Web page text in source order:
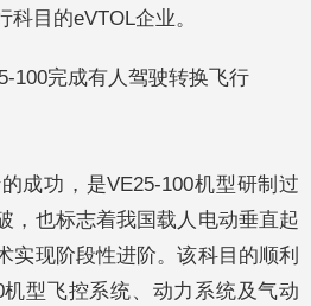
目的eVTOL企业。
成功，是VE25-100机型研制过
，也标志着我国载人电动垂直起
实现阶段性进阶。该科目的顺利
型飞控系统、动力系统及气动